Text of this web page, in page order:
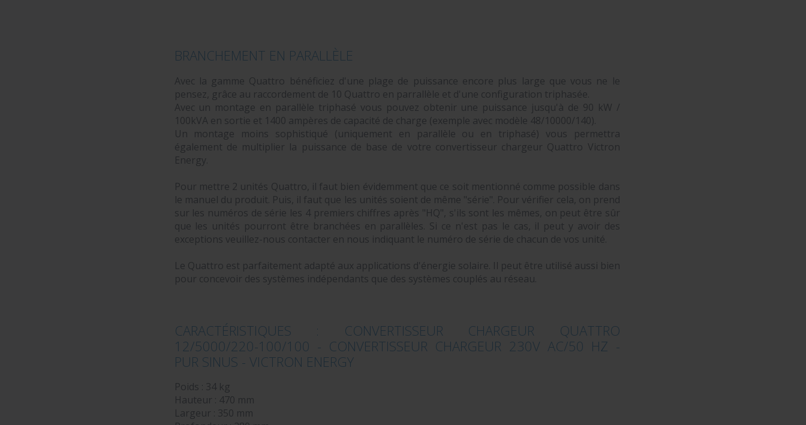
BRANCHEMENT EN PARALLÈLE
Avec la gamme Quattro bénéficiez d'une plage de puissance encore plus large que vous ne le
pensez, grâce au raccordement de 10 Quattro en parrallèle et d'une configuration triphasée.
Avec un montage en parallèle triphasé vous pouvez obtenir une puissance jusqu'à de 90 kW /
100kVA en sortie et 1400 ampères de capacité de charge (exemple avec modèle 48/10000/140).
Un montage moins sophistiqué (uniquement en parallèle ou en triphasé) vous permettra
également de multiplier la puissance de base de votre convertisseur chargeur Quattro Victron
Energy.
Pour mettre 2 unités Quattro, il faut bien évidemment que ce soit mentionné comme possible dans
le manuel du produit. Puis, il faut que les unités soient de même "série". Pour vérifier cela, on prend
sur les numéros de série les 4 premiers chiffres après "HQ", s'ils sont les mêmes, on peut être sûr
que les unités pourront être branchées en parallèles. Si ce n'est pas le cas, il peut y avoir des
exceptions veuillez-nous contacter en nous indiquant le numéro de série de chacun de vos unité.
Le Quattro est parfaitement adapté aux applications d'énergie solaire. Il peut être utilisé aussi bien
pour concevoir des systèmes indépendants que des systèmes couplés au réseau.
CARACTÉRISTIQUES : CONVERTISSEUR CHARGEUR QUATTRO
12/5000/220-100/100 - CONVERTISSEUR CHARGEUR 230V AC/50 HZ -
PUR SINUS - VICTRON ENERGY
Poids : 34 kg
Hauteur : 470 mm
Largeur : 350 mm